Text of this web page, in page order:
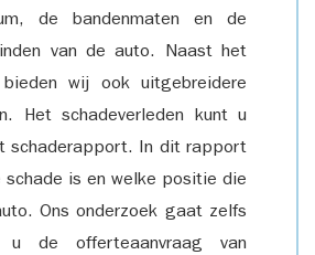
de bandenmaten en de
van de auto. Naast het
wij ook uitgebreidere
Het schadeverleden kunt u
schaderapport. In dit rapport
schade is en welke positie die
Ons onderzoek gaat zelfs
de offerteaanvraag van